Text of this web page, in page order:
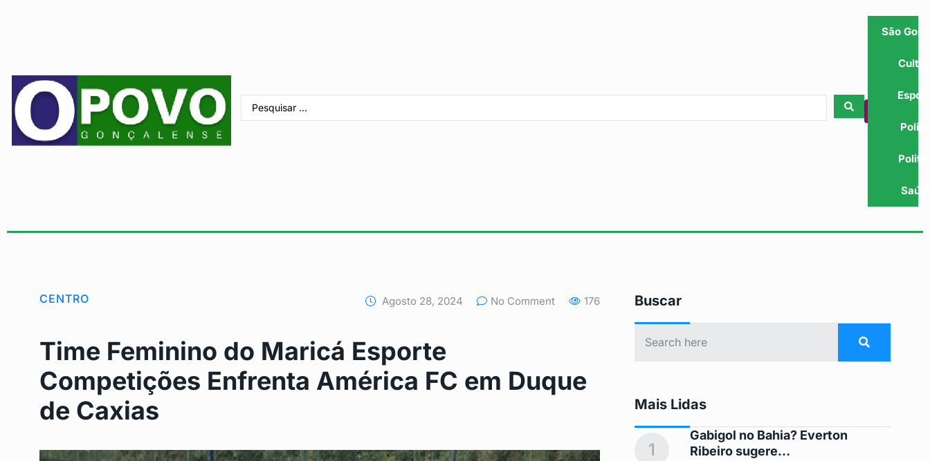
São
CENTRO Agosto 28, 2024 No Comment 176
Time Feminino do Maricá Esporte
Competições Enfrenta América FC em Duque
de Caxias
Buscar
Mais Lidas
6
contaminados com…
11
urgência abertas…
1
Gabigol no Bahia? Everton
Ribeiro sugere…